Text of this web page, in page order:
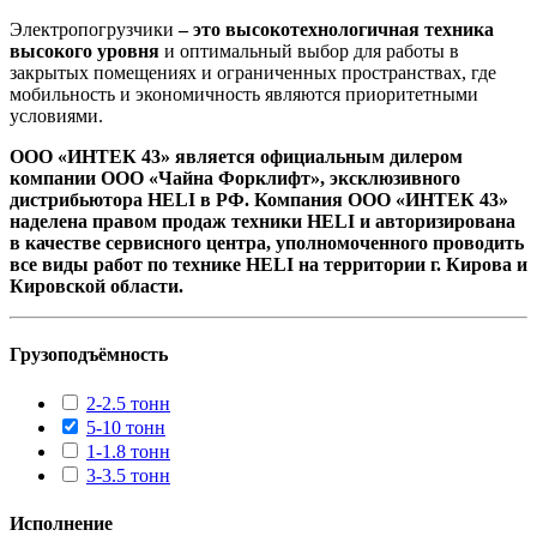
Электропогрузчики– это высокотехнологичная техника
высокого уровня и оптимальный выбор для работы в
закрытых помещениях и ограниченных пространствах, где
мобильность и экономичность являются приоритетными
условиями.
ООО «ИНТЕК 43» является официальным дилером
компании ООО «Чайна Форклифт», эксклюзивного
дистрибьютора HELI в РФ. Компания ООО «ИНТЕК 43»
наделена правом продаж техники HELI и авторизирована
в качестве сервисного центра, уполномоченного проводить
все виды работ по технике HELI на территории г. Кирова и
Кировской области.
Грузоподъёмность
2-2.5 тонн
5-10 тонн
1-1.8 тонн
3-3.5 тонн
Исполнение